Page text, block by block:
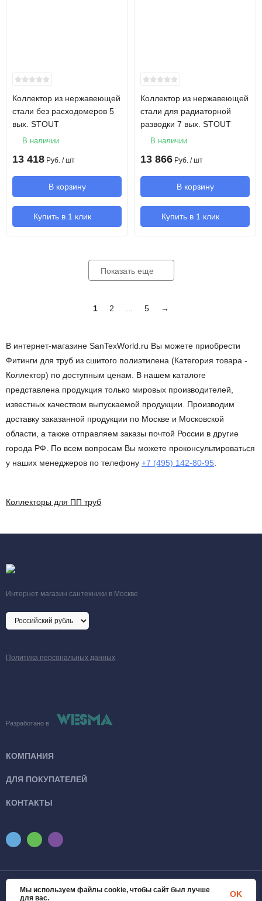
Коллектор из нержавеющей
стали без расходомеров 5
вых. STOUT
В наличии
13 418 Руб. / шт
В корзину
Купить в 1 клик
Коллектор из нержавеющей
стали для радиаторной
разводки 7 вых. STOUT
В наличии
13 866 Руб. / шт
В корзину
Купить в 1 клик
Показать еще
1 2 5 →
В интернет-магазине SanTexWorld.ru Вы можете приобрести
Фитинги для труб из сшитого полиэтилена (Категория товара -
Коллектор) по доступным ценам. В нашем каталоге
представлена продукция только мировых производителей,
известных качеством выпускаемой продукции. Производим
доставку заказанной продукции по Москве и Московской
области, а также отправляем заказы почтой России в другие
города РФ. По всем вопросам Вы можете проконсультироваться
у наших менеджеров по телефону +7 (495) 142-80-95
Коллекторы для ПП труб
Интернет магазин сантехники в Москве
Политика персональных данных
Разработано в
КОМПАНИЯ
ДЛЯ ПОКУПАТЕЛЕЙ
КОНТАКТЫ
© 2026 SanTexWorld. Все права защищены
Мы используем файлы cookie, чтобы сайт был лучше
для вас.
OK